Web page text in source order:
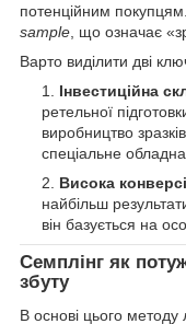
потенційним
sample , що означає
Варто виділити дві
Інвестиційна
ретельної
виробництво
спеціальне
Висока
найбільш
він базується на
Семплінг як
збуту
В основі цього